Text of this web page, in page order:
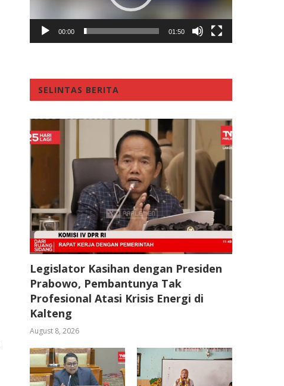
00:00 01:50
SELINTAS BERITA
Legislator Kasihan dengan Presiden
Prabowo, Pembantunya Tak
Profesional Atasi Krisis Energi di
Kalteng
August 8, 2026